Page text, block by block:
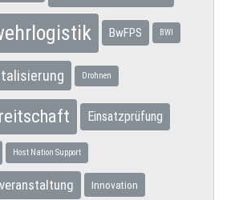
BwFPS BWI
Drohnen
Einsatzprüfung
Host Nation Support
Innovation